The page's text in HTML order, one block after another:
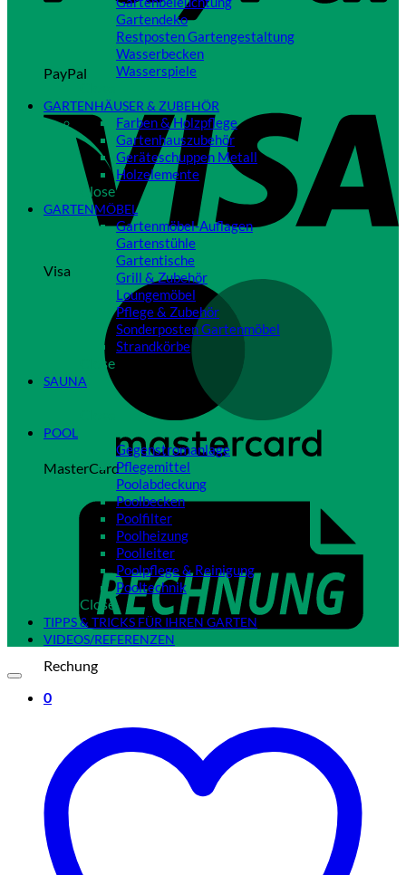
PayPal
Visa
MasterCard
Rechung
0
Gartendeko
Restposten Gartengestaltung
Wasserbecken
Wasserspiele
GARTENHÄUSER & ZUBEHÖR
Farben & Holzpflege
Gartenhauszubehör
Geräteschuppen Metall
Holzelemente
Close
GARTENMÖBEL
Gartenmöbel-Auflagen
Gartenstühle
Gartentische
Grill & Zubehör
Loungemöbel
Pflege & Zubehör
Sonderposten Gartenmöbel
Strandkörbe
Close
SAUNA
POOL
Gegenstromanlage
Pflegemittel
Poolabdeckung
Poolbecken
Poolfilter
Poolheizung
Poolleiter
Poolpflege & Reinigung
Pooltechnik
Close
TIPPS & TRICKS FÜR IHREN GARTEN
VIDEOS/REFERENZEN